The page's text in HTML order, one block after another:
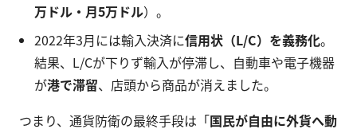
万ドル・月5万ドル）。
2022年3月には輸入決済に信用状（L/C）を義務化。
結果、L/Cが下りず輸入が停滞し、自動車や電子機器
が港で滞留、店頭から商品が消えました。
つまり、通貨防衛の最終手段は「国民が自由に外貨へ動